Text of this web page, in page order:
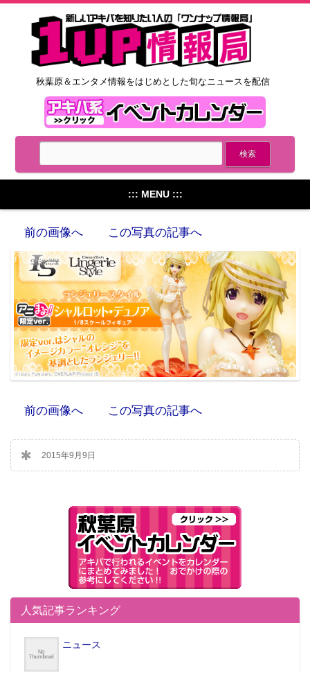
秋葉原＆エンタメ情報をはじめとした旬なニュースを配信
::: MENU :::
前の画像へ この写真の記事へ
前の画像へ この写真の記事へ
2015年9月9日
人気記事ランキング
ニュース